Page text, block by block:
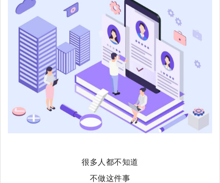
很多人都不知道
不做这件事